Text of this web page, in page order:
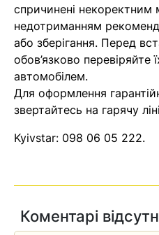
спричинені
недотриманням
або зберігання. Перед
обов’язково перевіряйте
автомобілем.
Для оформлення
звертайтесь на гарячу
Kyivstar: 098 06 05 222.
Коментарі